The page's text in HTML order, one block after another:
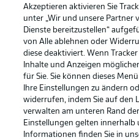
Rechtliche Hinweise
Datenschutz
Broadcaster
Jobs
Partner
Liveticker
Akzeptieren aktivieren Sie
unter „Wir und unsere Partner
Dienste bereitzustellen“
von Alle ablehnen oder
diese deaktiviert. Wenn
Inhalte und Anzeigen
für Sie. Sie können dieses
Ihre Einstellungen zu ändern
widerrufen, indem Sie auf den
verwalten am unteren Rand
Einstellungen gelten innerhalb
Informationen finden Sie in